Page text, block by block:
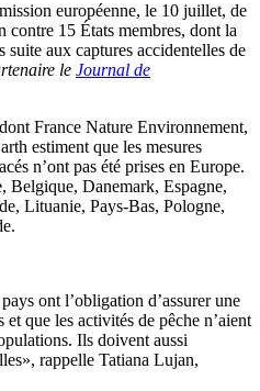
européenne, le 10 juillet, de
contre 15 États membres, dont la
suite aux captures accidentelles de
le Journal de
France Nature Environnement,
estiment que les mesures
n’ont pas été prises en Europe.
Belgique, Danemark, Espagne,
Lituanie, Pays-Bas, Pologne,
ont l’obligation d’assurer une
que les activités de pêche n’aient
Ils doivent aussi
rappelle Tatiana Lujan,